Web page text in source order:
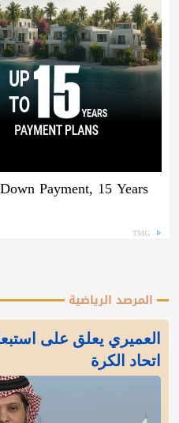
Payment, 15 Years
TMG
المرصد الرياضية
اتحاد الكرة